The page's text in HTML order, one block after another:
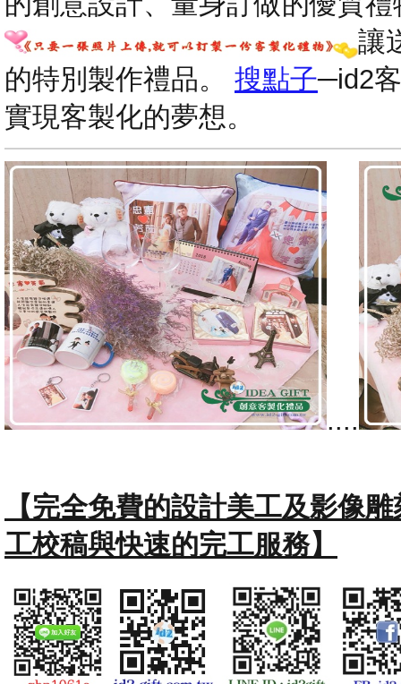
讓
的特別製作禮品。 搜點子─id2
實現客製化的夢想。
....
【完全免費的設計美工及影像
工校稿與快速的完工服務】